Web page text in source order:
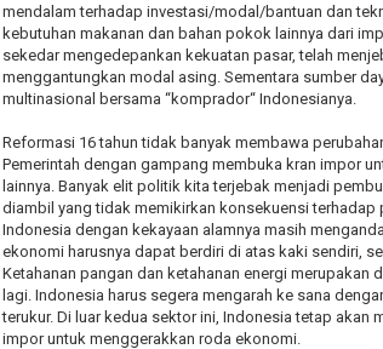
mendalam terhadap investasi/modal/bantuan dan
kebutuhan makanan dan bahan pokok lainnya dari
sekedar mengedepankan kekuatan pasar, telah
menggantungkan modal asing. Sementara sumber
multinasional bersama “komprador“ Indonesianya.
Reformasi 16 tahun tidak banyak membawa
Pemerintah dengan gampang membuka kran impor
lainnya. Banyak elit politik kita terjebak menjadi
diambil yang tidak memikirkan konsekuensi terhadap
Indonesia dengan kekayaan alamnya masih
ekonomi harusnya dapat berdiri di atas kaki sendiri,
Ketahanan pangan dan ketahanan energi merupakan
lagi. Indonesia harus segera mengarah ke sana
terukur. Di luar kedua sektor ini, Indonesia tetap akan
impor untuk menggerakkan roda ekonomi.